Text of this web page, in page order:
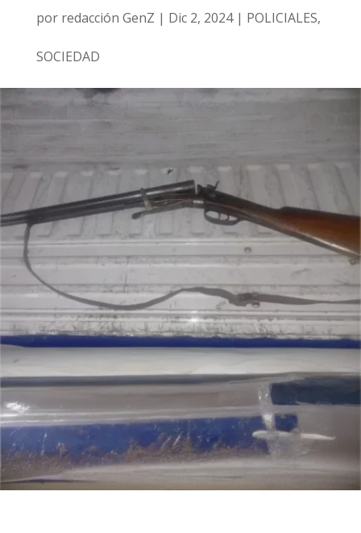
por redacción GenZ | Dic 2, 2024| POLICIALES,
SOCIEDAD